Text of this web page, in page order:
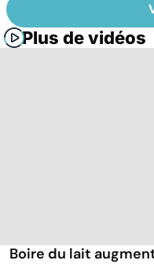
Plus de vidéos
Boire du lait